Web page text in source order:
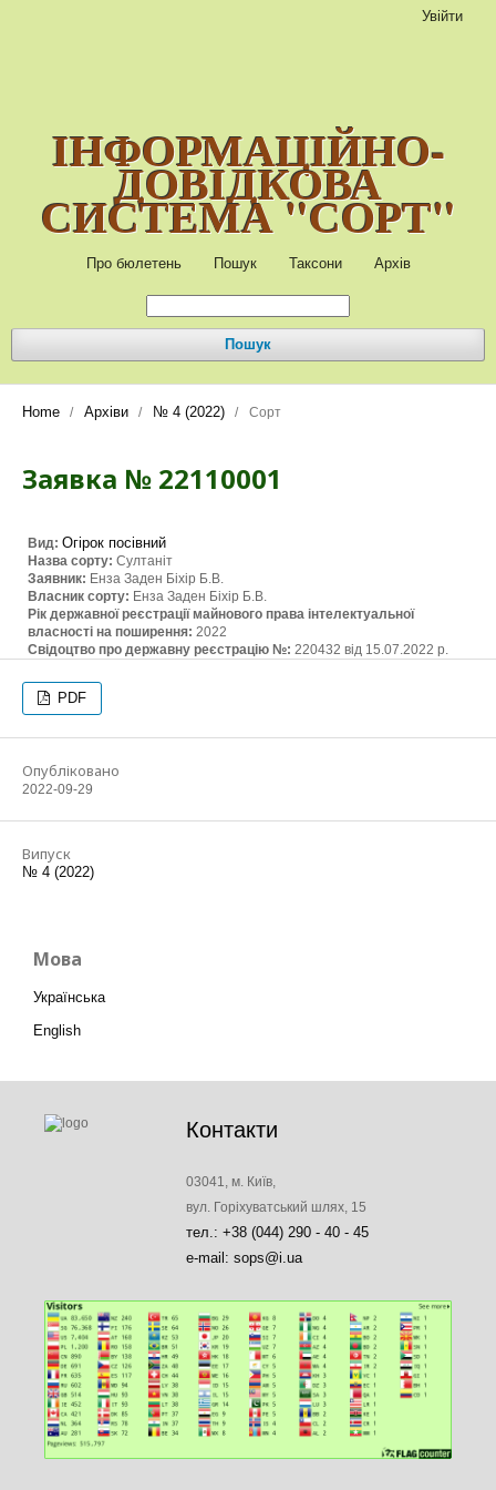
ІНФОРМАЦІЙНО-
ДОВІДКОВА
СИСТЕМА "СОРТ"
Про бюлетень Пошук Таксони Архів
Пошук
Увійти
Home / Архіви / № 4 (2022) / Сорт
Заявка № 22110001
Вид: Огірок посівний
Назва сорту: Султаніт
Заявник: Енза Заден Біхір Б.В.
Власник сорту: Енза Заден Біхір Б.В.
Рік державної реєстрації майнового права інтелектуальної
власності на поширення: 2022
Свідоцтво про державну реєстрацію №: 220432 від 15.07.2022 р.
PDF
Опубліковано
2022-09-29
Випуск
№ 4 (2022)
Мова
Українська
English
Контакти
03041, м. Київ,
вул. Горіхуватський шлях, 15
тел.: +38 (044) 290 - 40 - 45
e-mail: sops@i.ua